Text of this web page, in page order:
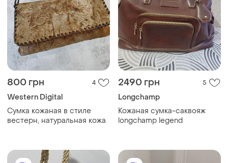
800 грн 4
Western Digital
Сумка кожаная в стиле
вестерн, натуральная кожа
2490 грн 5
Longchamp
Кожаная сумка-саквояж
longchamp legend